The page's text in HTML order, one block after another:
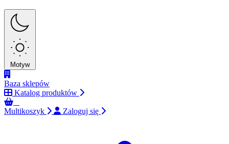
Motyw
Baza sklepów
Katalog produktów
Multikoszyk
Zaloguj się